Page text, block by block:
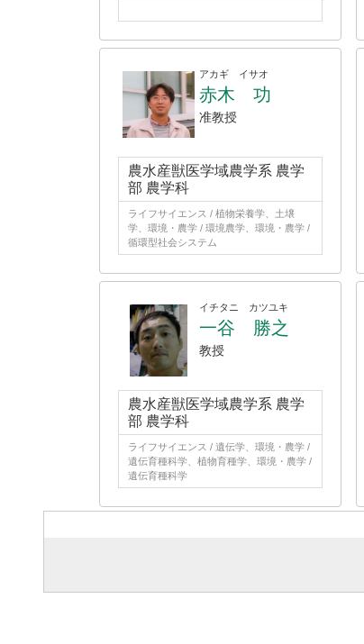
アカギ イサオ
赤木 功
准教授
農水産獣医学域農学系 農学
部 農学科
ライフサイエンス / 植物栄養学、土壌
学、環境・農学 / 環境農学、環境・農学 /
循環型社会システム
イチタニ カツユキ
一谷 勝之
教授
農水産獣医学域農学系 農学
部 農学科
ライフサイエンス / 遺伝学、環境・農学 /
遺伝育種科学、植物育種学、環境・農学 /
遺伝育種科学